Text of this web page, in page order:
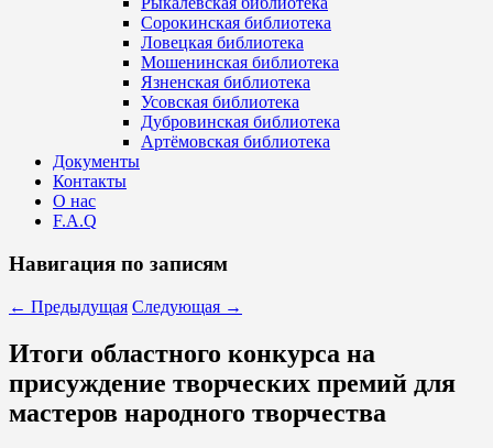
Сорокинская библиотека
Ловецкая библиотека
Мошенинская библиотека
Язненская библиотека
Усовская библиотека
Дубровинская библиотека
Артёмовская библиотека
Документы
Контакты
О нас
F.A.Q
Навигация по записям
← Предыдущая Следующая →
Итоги областного конкурса на
присуждение творческих премий для
мастеров народного творчества